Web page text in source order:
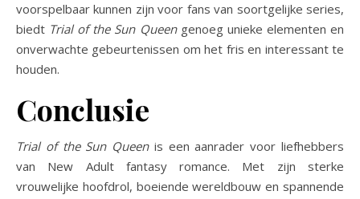
voorspelbaar kunnen zijn voor fans van soortgelijke series,
biedt Trial of the Sun Queengenoeg unieke elementen en
onverwachte gebeurtenissen om het fris en interessant te
houden​.
Conclusie
Trial of the Sun Queenis een aanrader voor liefhebbers
van New Adult fantasy romance. Met zijn sterke
vrouwelijke hoofdrol, boeiende wereldbouw en spannende